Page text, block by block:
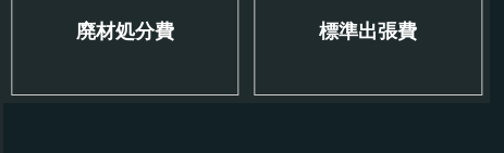
廃材処分費 標準出張費